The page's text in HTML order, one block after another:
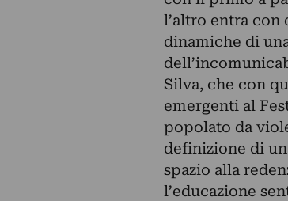
l’altro entra con
dinamiche di
Silva, che con
emergenti al
popolato da
definizione di
spazio alla
l’educazione